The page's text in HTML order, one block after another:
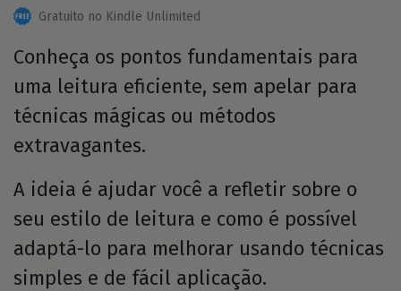
Gratuito no Kindle Unlimited
Conheça os pontos fundamentais para
uma leitura eficiente, sem apelar para
técnicas mágicas ou métodos
extravagantes.
A ideia é ajudar você a refletir sobre o
seu estilo de leitura e como é possível
adaptá-lo para melhorar usando técnicas
simples e de fácil aplicação.